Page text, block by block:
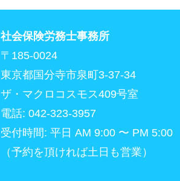
社会保険労務士事務所
〒185-0024
東京都国分寺市泉町3-37-34
ザ・マクロコスモス409号室
電話: 042-323-3957
受付時間: 平日 AM 9:00 〜 PM 5:00
（予約を頂ければ土日も営業）